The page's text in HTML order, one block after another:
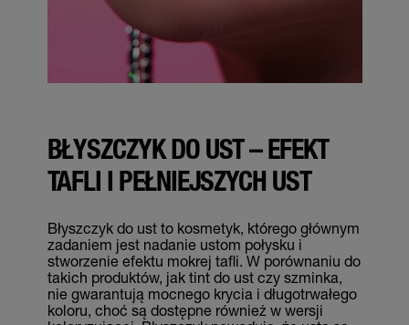
BŁYSZCZYK DO UST – EFEKT
TAFLI I PEŁNIEJSZYCH UST
Błyszczyk do ust to kosmetyk, którego głównym
zadaniem jest nadanie ustom połysku i
stworzenie efektu mokrej tafli. W porównaniu do
takich produktów, jak tint do ust czy szminka,
nie gwarantują mocnego krycia i długotrwałego
koloru, choć są dostępne również w wersji